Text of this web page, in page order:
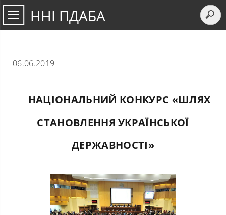
ННІ ПДАБА
06.06.2019
НАЦІОНАЛЬНИЙ КОНКУРС «ШЛЯХ
СТАНОВЛЕННЯ УКРАЇНСЬКОЇ
ДЕРЖАВНОСТІ»